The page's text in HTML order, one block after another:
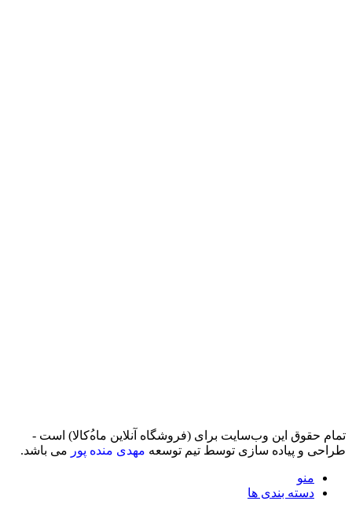
تمام حقوق اين وب‌سايت برای (فروشگاه آنلاین ماه‌‌‌‌‌‌ُکالا) است -
طراحی و پیاده سازی توسط تیم توسعه مهدی منده پور می باشد.
منو
دسته بندی ها